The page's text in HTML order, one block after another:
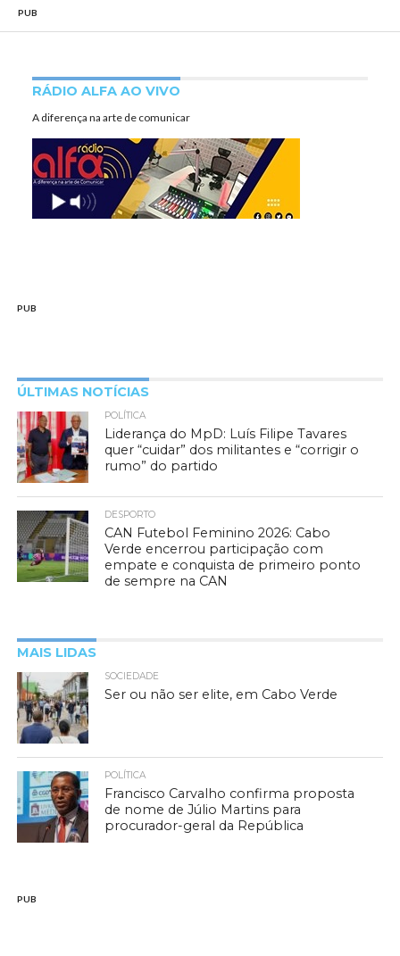
PUB
RÁDIO ALFA AO VIVO
A diferença na arte de comunicar
PUB
ÚLTIMAS NOTÍCIAS
POLÍTICA
Liderança do MpD: Luís Filipe Tavares
quer “cuidar” dos militantes e “corrigir o
rumo” do partido
DESPORTO
CAN Futebol Feminino 2026: Cabo
Verde encerrou participação com
empate e conquista de primeiro ponto
de sempre na CAN
MAIS LIDAS
SOCIEDADE
Ser ou não ser elite, em Cabo Verde
POLÍTICA
Francisco Carvalho confirma proposta
de nome de Júlio Martins para
procurador-geral da República
PUB